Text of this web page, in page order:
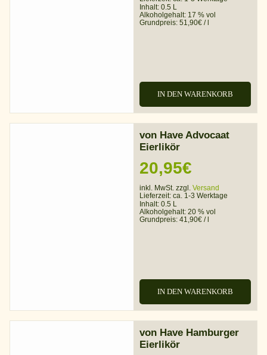
Inhalt: 0.5 L
Alkoholgehalt: 17 % vol
Grundpreis: 51,90€ /
IN DEN WARENKORB
von Have Advocaat
Eierlikör
20,95€
inkl. MwSt. zzgl. Versand
Lieferzeit: ca. 1-3 Werktage
Inhalt: 0.5 L
Alkoholgehalt: 20 % vol
Grundpreis: 41,90€ /
IN DEN WARENKORB
von Have Hamburger
Eierlikör